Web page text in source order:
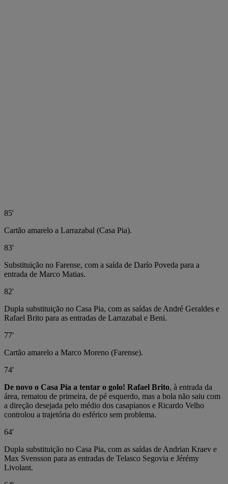
85'
Cartão amarelo a Larrazabal (Casa Pia).
83'
Substituição no Farense, com a saída de Darío Poveda para a
entrada de Marco Matias.
82'
Dupla substituição no Casa Pia, com as saídas de André Geraldes e
Rafael Brito para as entradas de Larrazabal e Beni.
77'
Cartão amarelo a Marco Moreno (Farense).
74'
De novo o Casa Pia a tentar o golo! Rafael Brito, à entrada da
área, rematou de primeira, de pé esquerdo, mas a bola não saiu com
a direção desejada pelo médio dos casapianos e Ricardo Velho
controlou a trajetória do esférico sem problema.
64'
Dupla substituição no Casa Pia, com as saídas de Andrian Kraev e
Max Svensson para as entradas de Telasco Segovia e Jérémy
Livolant.